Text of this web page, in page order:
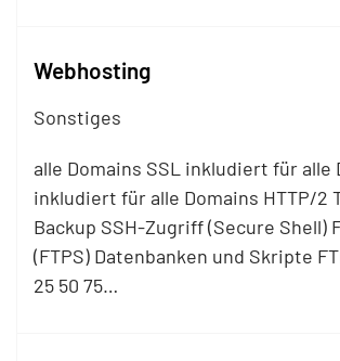
Webhosting
Sonstiges
alle Domains SSL inkludiert für alle
inkludiert für alle Domains HTTP/2
Backup SSH-Zugriff (Secure Shell)
(FTPS) Datenbanken und Skripte
25 50 75…